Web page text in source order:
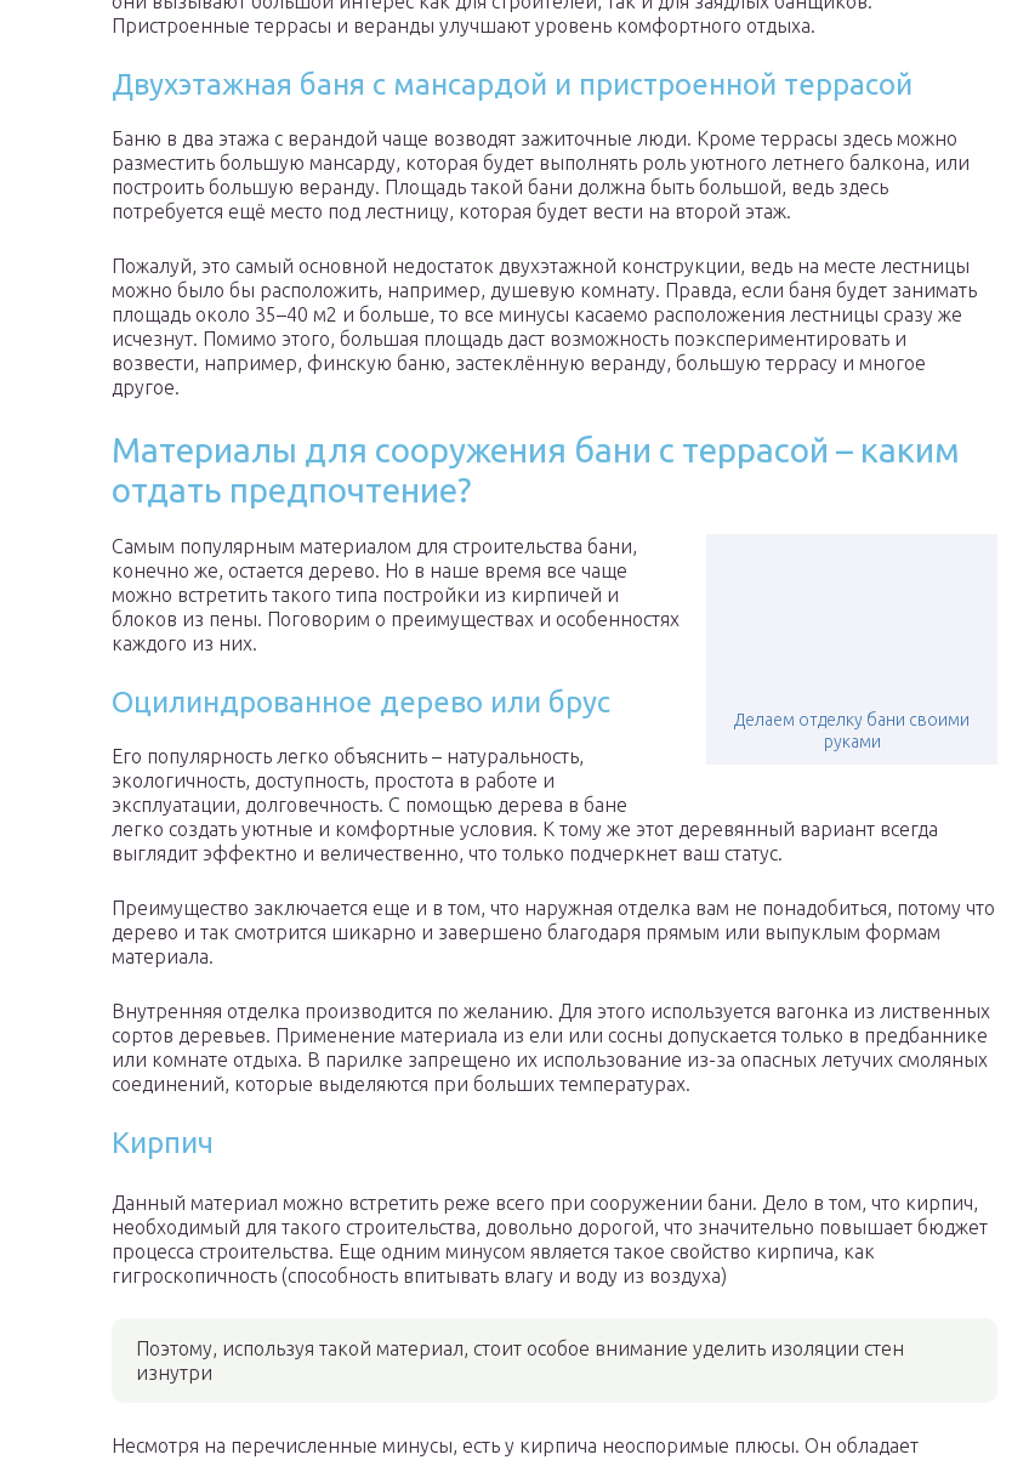
Пристроенные террасы и веранды улучшают уровень комфортного отдыха.
Двухэтажная баня с мансардой и пристроенной террасой
Баню в два этажа с верандой чаще возводят зажиточные люди. Кроме террасы здесь можно
разместить большую мансарду, которая будет выполнять роль уютного летнего балкона, или
построить большую веранду. Площадь такой бани должна быть большой, ведь здесь
потребуется ещё место под лестницу, которая будет вести на второй этаж.
Пожалуй, это самый основной недостаток двухэтажной конструкции, ведь на месте лестницы
можно было бы расположить, например, душевую комнату. Правда, если баня будет занимать
площадь около 35–40 м2 и больше, то все минусы касаемо расположения лестницы сразу же
исчезнут. Помимо этого, большая площадь даст возможность поэкспериментировать и
возвести, например, финскую баню, застеклённую веранду, большую террасу и многое
другое.
Материалы для сооружения бани с террасой – каким
отдать предпочтение?
Делаем отделку бани своими
руками
Самым популярным материалом для строительства бани,
конечно же, остается дерево. Но в наше время все чаще
можно встретить такого типа постройки из кирпичей и
блоков из пены. Поговорим о преимуществах и особенностях
каждого из них.
Оцилиндрованное дерево или брус
Его популярность легко объяснить – натуральность,
экологичность, доступность, простота в работе и
эксплуатации, долговечность. С помощью дерева в бане
легко создать уютные и комфортные условия. К тому же этот деревянный вариант всегда
выглядит эффектно и величественно, что только подчеркнет ваш статус.
Преимущество заключается еще и в том, что наружная отделка вам не понадобиться, потому что
дерево и так смотрится шикарно и завершено благодаря прямым или выпуклым формам
материала.
Внутренняя отделка производится по желанию. Для этого используется вагонка из лиственных
сортов деревьев. Применение материала из ели или сосны допускается только в предбаннике
или комнате отдыха. В парилке запрещено их использование из-за опасных летучих смоляных
соединений, которые выделяются при больших температурах.
Кирпич
Данный материал можно встретить реже всего при сооружении бани. Дело в том, что кирпич,
необходимый для такого строительства, довольно дорогой, что значительно повышает бюджет
процесса строительства. Еще одним минусом является такое свойство кирпича, как
гигроскопичность (способность впитывать влагу и воду из воздуха)
Поэтому, используя такой материал, стоит особое внимание уделить изоляции стен
изнутри
Несмотря на перечисленные минусы, есть у кирпича неоспоримые плюсы. Он обладает